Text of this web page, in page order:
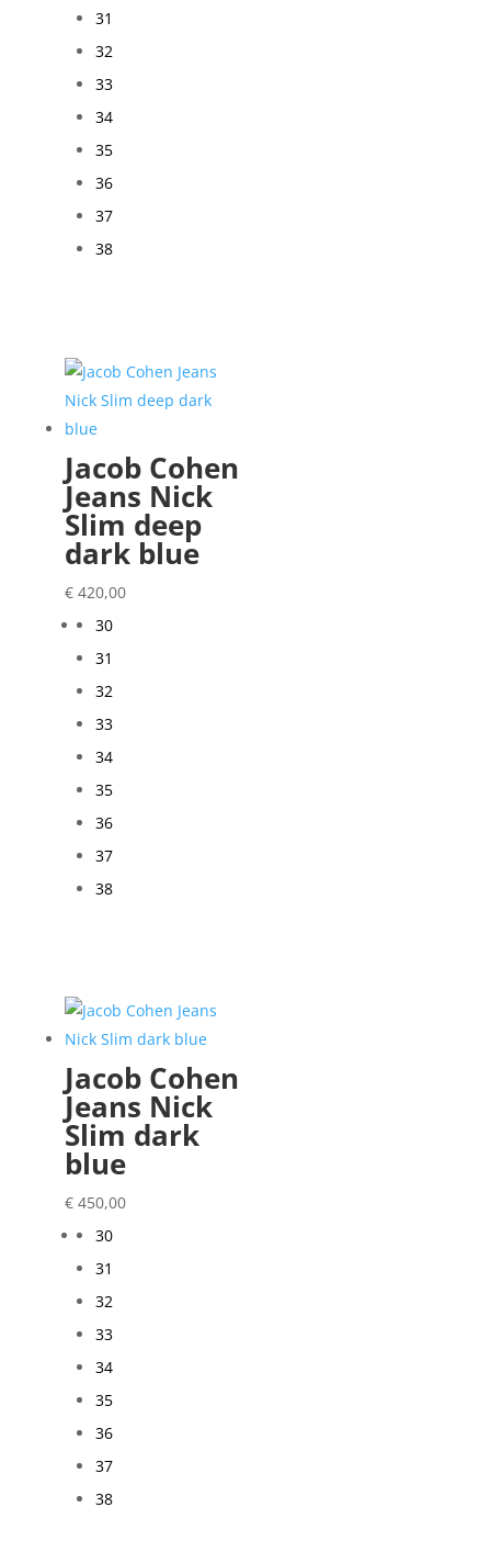
31
32
33
34
35
36
37
38
Jacob Cohen
Jeans Nick
Slim deep
dark blue
€420,00
30
31
32
33
34
35
36
37
38
Jacob Cohen
Jeans Nick
Slim dark
blue
€450,00
30
31
32
33
34
35
36
37
38